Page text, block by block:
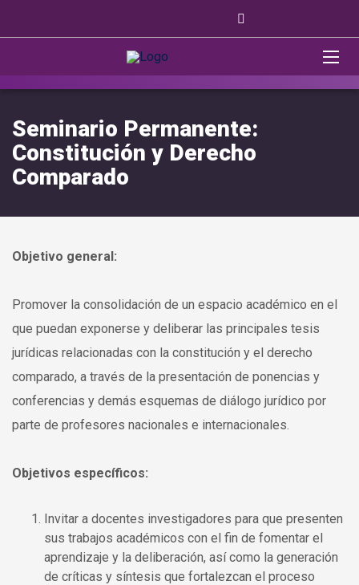
Seminario Permanente:
Constitución y Derecho
Comparado
Objetivo general:
Promover la consolidación de un espacio académico en el
que puedan exponerse y deliberar las principales tesis
jurídicas relacionadas con la constitución y el derecho
comparado, a través de la presentación de ponencias y
conferencias y demás esquemas de diálogo jurídico por
parte de profesores nacionales e internacionales.
Objetivos específicos:
Invitar a docentes investigadores para que presenten
sus trabajos académicos con el fin de fomentar el
aprendizaje y la deliberación, así como la generación
de críticas y síntesis que fortalezcan el proceso